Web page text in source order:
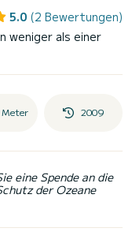
5.0 (2 Bewertungen)
weniger als einer
2009
eine Spende an die
der Ozeane